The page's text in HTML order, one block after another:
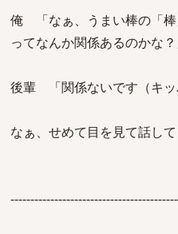
俺 「なぁ、うまい棒の「棒
ってなんか関係あるのかな？
後輩 「関係ないです（キッ
なぁ、せめて目を見て話し